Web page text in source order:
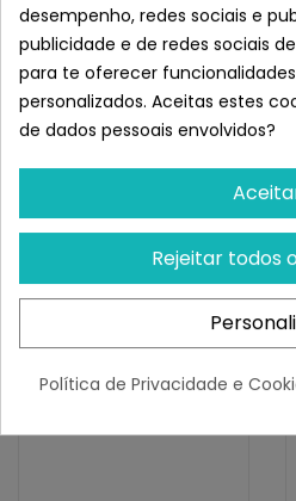
ARQUIVET
¡Últimas produtos!
desempenho, redes sociais e
publicidade e de redes sociais
para te oferecer
personalizados. Aceitas estes
de dados pessoais envolvidos?
Rejeitar todos
Política de Privacidade e